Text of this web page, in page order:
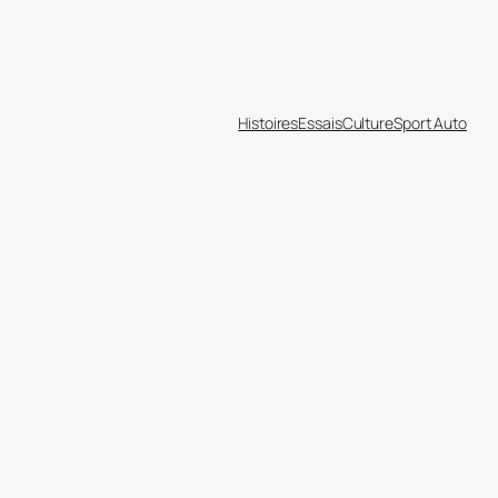
HistoiresEssaisCultureSport Auto